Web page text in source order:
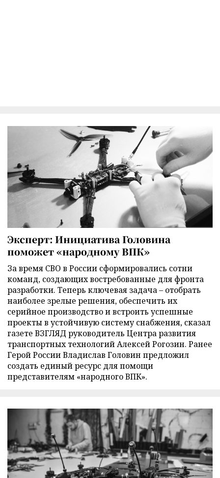
Эксперт: Инициатива Головина
поможет «народному ВПК»
За время СВО в России сформировались сотни
команд, создающих востребованные для фронта
разработки. Теперь ключевая задача – отобрать
наиболее зрелые решения, обеспечить их
серийное производство и встроить успешные
проекты в устойчивую систему снабжения, сказал
газете ВЗГЛЯД руководитель Центра развития
транспортных технологий Алексей Рогозин. Ранее
Герой России Владислав Головин предложил
создать единый ресурс для помощи
представителям «народного ВПК».